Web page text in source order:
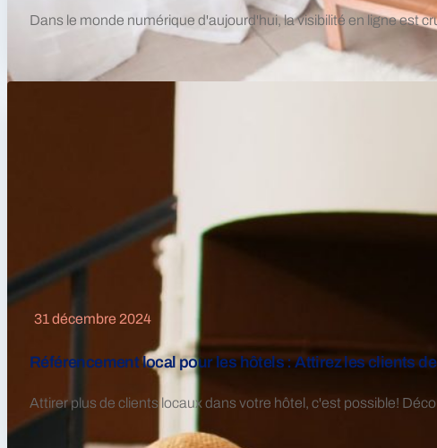
Dans le monde numérique d'aujourd'hui, la visibilité en ligne est
31 décembre 2024
Référencement local pour les hôtels : Attirez les clients
Attirer plus de clients locaux dans votre hôtel, c'est possible!